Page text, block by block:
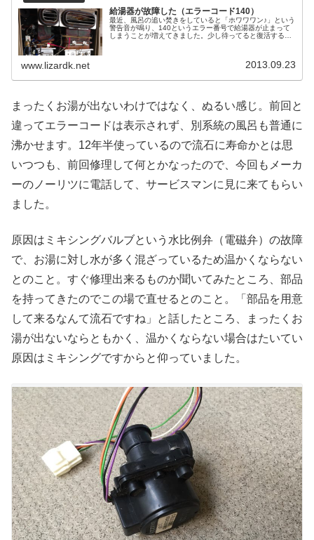
給湯器が故障した（エラーコード140）
最近、風呂の追い焚きをしていると「ホワワワン♪」という
警告音が鳴り、140というエラー番号で給湯器が止まって
しまうことが増えてきました。少し待ってると復活するの
www.lizardk.net 2013.09.23
まったくお湯が出ないわけではなく、ぬるい感じ。前回と
違ってエラーコードは表示されず、別系統の風呂も普通に
沸かせます。12年半使っているので流石に寿命かとは思
いつつも、前回修理して何とかなったので、今回もメーカ
ーのノーリツに電話して、サービスマンに見に来てもらい
ました。
原因はミキシングバルブという水比例弁（電磁弁）の故障
で、お湯に対し水が多く混ざっているため温かくならない
とのこと。すぐ修理出来るものか聞いてみたところ、部品
を持ってきたのでこの場で直せるとのこと。「部品を用意
して来るなんて流石ですね」と話したところ、まったくお
湯が出ないならともかく、温かくならない場合はたいてい
原因はミキシングですからと仰っていました。